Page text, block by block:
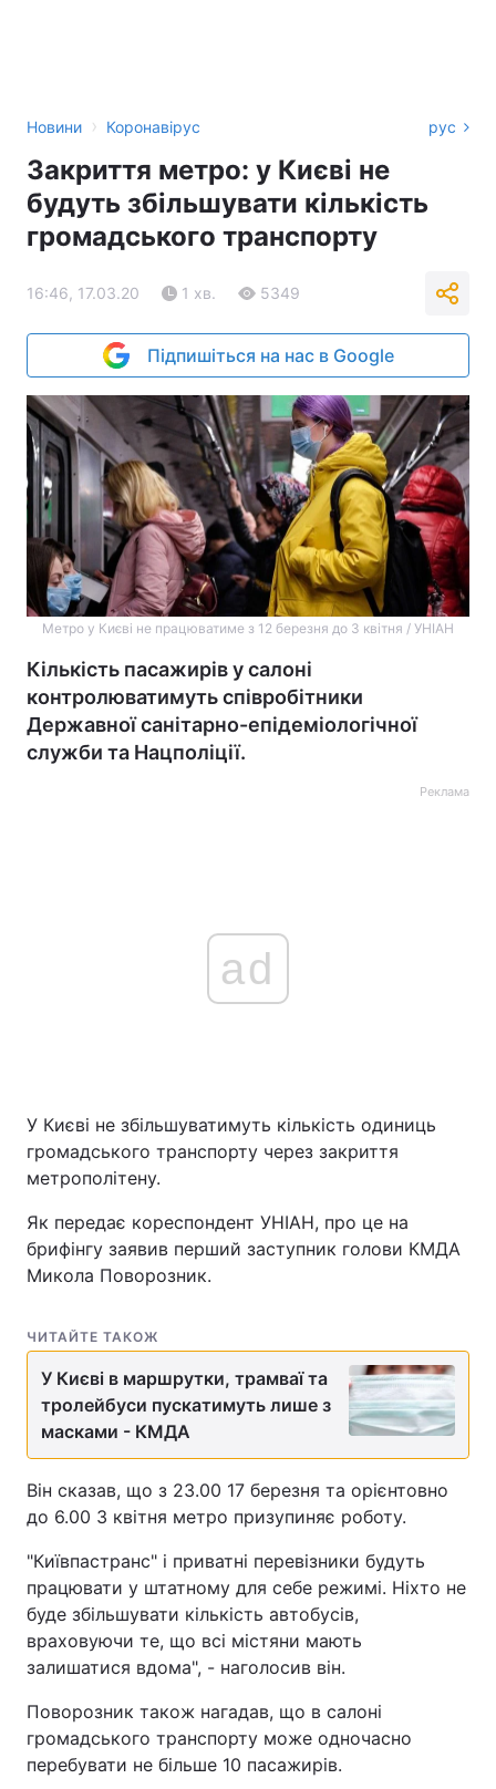
Новини › Коронавірус рус
Закриття метро: у Києві не
будуть збільшувати кількість
громадського транспорту
16:46, 17.03.20 1 хв. 5349
Підпишіться на нас в Google
Метро у Києві не працюватиме з 12 березня до 3 квітня / УНІАН
Кількість пасажирів у салоні
контролюватимуть співробітники
Державної санітарно-епідеміологічної
служби та Нацполіції.
Реклама
ad
У Києві не збільшуватимуть кількість одиниць
громадського транспорту через закриття
метрополітену.
Як передає кореспондент УНІАН, про це на
брифінгу заявив перший заступник голови КМДА
Микола Поворозник.
ЧИТАЙТЕ ТАКОЖ
У Києві в маршрутки, трамваї та
тролейбуси пускатимуть лише з
масками - КМДА
Він сказав, що з 23.00 17 березня та орієнтовно
до 6.00 3 квітня метро призупиняє роботу.
"Київпастранс" і приватні перевізники будуть
працювати у штатному для себе режимі. Ніхто не
буде збільшувати кількість автобусів,
враховуючи те, що всі містяни мають
залишатися вдома", - наголосив він.
Поворозник також нагадав, що в салоні
громадського транспорту може одночасно
перебувати не більше 10 пасажирів.